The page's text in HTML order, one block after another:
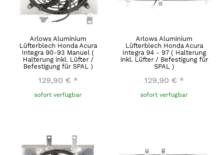
Arlows Aluminium
Lüfterblech Honda Acura
Integra 90-93 Manuel (
Halterung inkl. Lüfter /
Befestigung für SPAL )
129,90 € *
sofort verfügbar
Arlows Aluminium
Lüfterblech Honda Acura
Integra 94 - 97 ( Halterung
inkl. Lüfter / Befestigung für
SPAL )
129,90 € *
sofort verfügbar